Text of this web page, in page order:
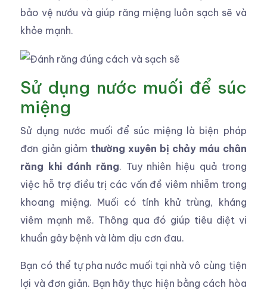
bảo vệ nướu và giúp răng miệng luôn sạch sẽ và
khỏe mạnh.
Sử dụng nước muối để súc
miệng
Sử dụng nước muối để súc miệng là biện pháp
đơn giản giảm thường xuyên bị chảy máu chân
răng khi đánh răng. Tuy nhiên hiệu quả trong
việc hỗ trợ điều trị các vấn đề viêm nhiễm trong
khoang miệng. Muối có tính khử trùng, kháng
viêm mạnh mẽ. Thông qua đó giúp tiêu diệt vi
khuẩn gây bệnh và làm dịu cơn đau.
Bạn có thể tự pha nước muối tại nhà vô cùng tiện
lợi và đơn giản. Bạn hãy thực hiện bằng cách hòa